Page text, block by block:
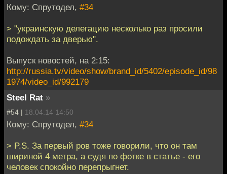
Кому: Спрутодел, #34
> "украинскую делегацию несколько раз просили
подождать за дверью".
Выпуск новостей, на 2:15:
http://russia.tv/video/show/brand_id/5402/episode_id/98
1974/video_id/992179
Steel Rat »
#54 | 18.04.14 14:50
Кому: Спрутодел, #34
> P.S. За первый ров тоже говорили, что он там
шириной 4 метра, а судя по фотке в статье - его
человек спокойно перепрыгнет.